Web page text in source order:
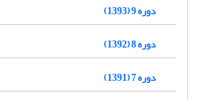
دوره 9 (1393)
دوره 8 (1392)
دوره 7 (1391)